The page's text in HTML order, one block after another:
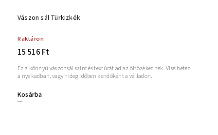
Vászon sál Türkizkék
Raktáron
15 516 Ft
Kosárba
Ez a könnyű vászonsál színt és textúrát ad az öltözékednek. Viselheted
a nyakadban, vagy hideg időben kendőként a válladon.